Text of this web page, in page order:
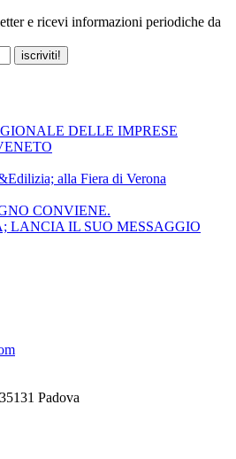
e ricevi informazioni periodiche da
DELLE IMPRESE
alla Fiera di Verona
CONVIENE.
LANCIA IL SUO MESSAGGIO
Padova